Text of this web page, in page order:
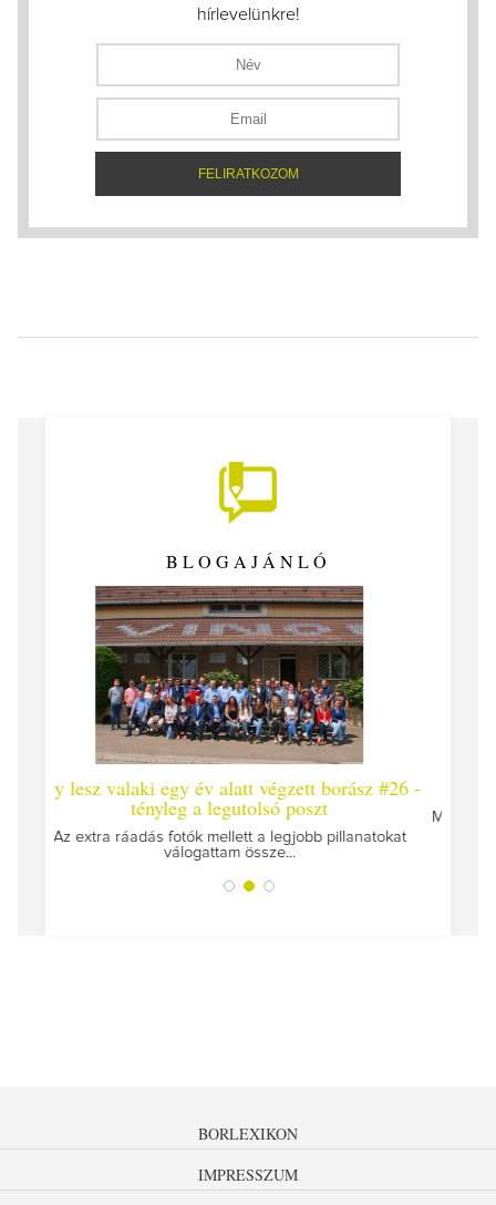
hírlevelünkre!
BLOGAJÁNLÓ
év alatt végzett borász #26 -
a legutolsó poszt
fotók mellett a legjobb pillanatokat
Így lesz valaki egy év
Megírtuk a modulzáró
BORLEXIKON
IMPRESSZUM